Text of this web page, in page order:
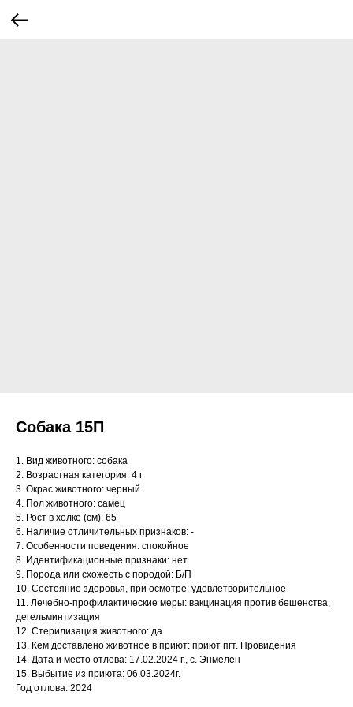
Собака 15П
1. Вид животного: собака
2. Возрастная категория: 4 г
3. Окрас животного: черный
4. Пол животного: самец
5. Рост в холке (см): 65
6. Наличие отличительных признаков: -
7. Особенности поведения: спокойное
8. Идентификационные признаки: нет
9. Порода или схожесть с породой: Б/П
10. Состояние здоровья, при осмотре: удовлетворительное
11. Лечебно-профилактические меры: вакцинация против бешенства,
дегельминтизация
12. Стерилизация животного: да
13. Кем доставлено животное в приют: приют пгт. Провидения
14. Дата и место отлова: 17.02.2024 г., с. Энмелен
15. Выбытие из приюта: 06.03.2024г.
Год отлова: 2024